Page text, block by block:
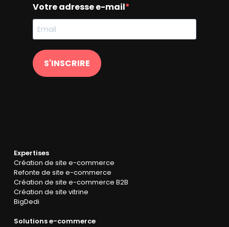
Votre adresse e-mail
S'INSCRIRE
Expertises
Création de site e-commerce
Refonte de site e-commerce
Création de site e-commerce B2B
Création de site vitrine
BigDedi
Solutions e-commerce